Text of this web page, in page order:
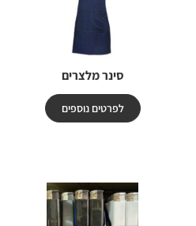
סינר מלצרים
לפרטים נוספים